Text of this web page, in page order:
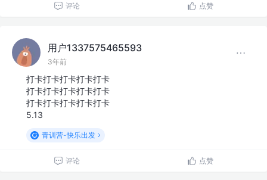
评论 点赞
用户1337575465593
3年前
打卡打卡打卡打卡打卡
打卡打卡打卡打卡打卡
打卡打卡打卡打卡打卡
5.13
青训营-快乐出发
评论 点赞